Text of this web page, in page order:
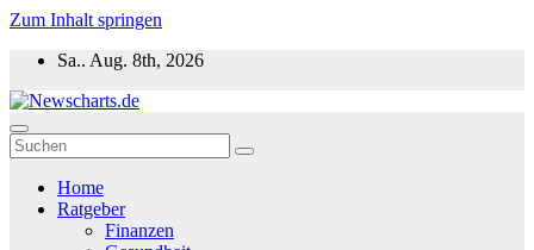
Zum Inhalt springen
Sa.. Aug. 8th, 2026
Newscharts.de
Aktuelle News zu Politik, Wirtschaft & Unterhaltung weltweit
Home
Ratgeber
Finanzen